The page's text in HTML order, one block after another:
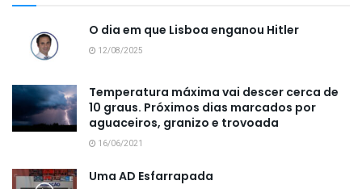
O dia em que Lisboa enganou Hitler
12/08/2025
Temperatura máxima vai descer cerca de
10 graus. Próximos dias marcados por
aguaceiros, granizo e trovoada
16/06/2021
Uma AD Esfarrapada